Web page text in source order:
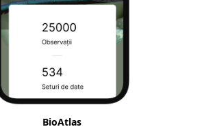
BioAtlas